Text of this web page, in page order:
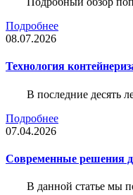
Подробнее
08.07.2026
Технология
В последние десять
Подробнее
07.04.2026
Современные решения
В данной статье мы